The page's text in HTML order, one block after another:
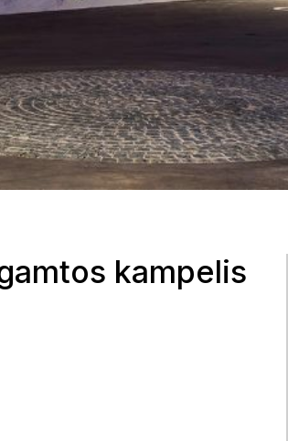
kampelis